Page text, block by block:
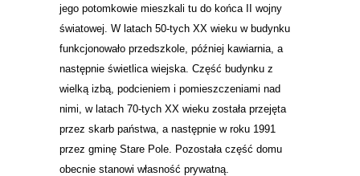
jego potomkowie mieszkali tu do końca II wojny
światowej. W latach 50-tych XX wieku w budynku
funkcjonowało przedszkole, później kawiarnia, a
następnie świetlica wiejska. Część budynku z
wielką izbą, podcieniem i pomieszczeniami nad
nimi, w latach 70-tych XX wieku została przejęta
przez skarb państwa, a następnie w roku 1991
przez gminę Stare Pole. Pozostała część domu
obecnie stanowi własność prywatną.